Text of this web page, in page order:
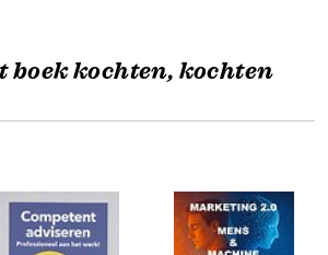
boek kochten, kochten